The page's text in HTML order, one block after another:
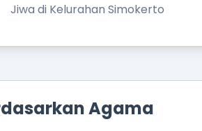
Jiwa di Kelurahan Simokerto
Agama